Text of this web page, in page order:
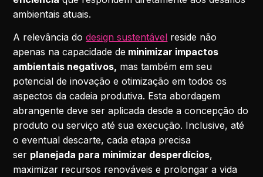
ambientais atuais.
A relevância dodesign sustentável reside não
apenas na capacidade de minimizar impactos
ambientais negativos, mas também em seu
potencial de inovação e otimização em todos os
aspectos da cadeia produtiva. Esta abordagem
abrangente deve ser aplicada desde a concepção do
produto ou serviço até sua execução. Inclusive, até
o eventual descarte, cada etapa precisa
ser planejada para minimizar desperdícios,
maximizar recursos renováveis e prolongar a vida